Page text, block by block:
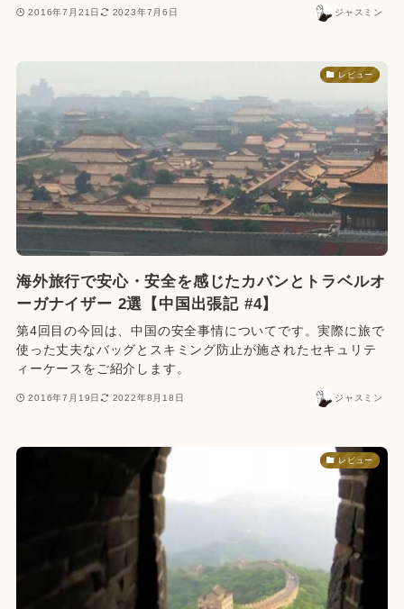
2016年7月21日 2023年7月6日 ジャスミン
レビュー
海外旅行で安心・安全を感じたカバンとトラベルオ
ーガナイザー 2選【中国出張記 #4】
第4回目の今回は、中国の安全事情についてです。実際に旅で
使った丈夫なバッグとスキミング防止が施されたセキュリテ
ィーケースをご紹介します。
2016年7月19日 2022年8月18日 ジャスミン
レビュー